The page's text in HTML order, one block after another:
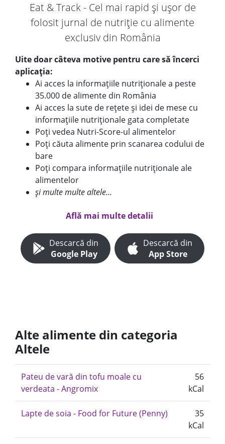
Eat & Track - Cel mai rapid și ușor de
folosit jurnal de nutriție cu alimente
exclusiv din România
Uite doar câteva motive pentru care să încerci
aplicația:
Ai acces la informațiile nutriționale a peste
35.000 de alimente din România
Ai acces la sute de rețete și idei de mese cu
informațiile nutriționale gata completate
Poți vedea Nutri-Score-ul alimentelor
Poți căuta alimente prin scanarea codului de
bare
Poți compara informațiile nutriționale ale
alimentelor
și multe multe altele...
Află mai multe detalii
Descarcă din
Google Play
Descarcă din
App Store
Alte alimente din categoria
Altele
Pateu de vară din tofu moale cu
verdeata - Angromix
56
kCal
Lapte de soia - Food for Future (Penny)
35
kCal